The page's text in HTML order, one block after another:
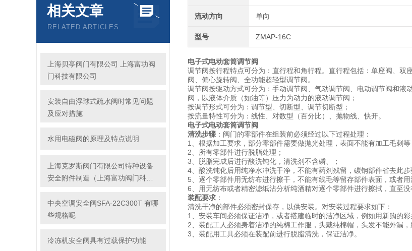
相关文章
RELATED ARTICLES
上海贝亭阀门有限公司 上海富功阀
门科技有限公司
安装自由浮球式疏水阀时常见问题
及应对措施
水用电磁阀的原理及特点说明
上海克罗斯阀门有限公司特种设备
安全附件制造（上海富功阀门科技
中央空调安全阀SFA-22C300T 有哪
些规格呢
冷冻机安全阀具有过载保护功能
流动方向 单向
型号 ZMAP-16C
电子式电动套筒调节阀
调节阀按行程特点可分为：直行程和角行程。直行程包括：单座阀、
阀、偏心旋转阀、全功能超轻型调节阀。
调节阀按驱动方式可分为：手动调节阀、气动调节阀、电动调节阀和
阀，以液体介质（如油等）压力为动力的液动调节阀；
按调节形式可分为：调节型、切断型、调节切断型；
按流量特性可分为：线性、对数型（百分比）、抛物线、快开。
电子式电动套筒调节阀
清洗步骤 ：阀门的零部件在组装前必须经过以下过程处理：
1、根据加工要求，部分零部件需要做抛光处理，表面不能有加工毛刺等
2、所有零部件进行脱脂处理；
3、脱脂完成后进行酸洗钝化，清洗剂不含磷、；
4、酸洗钝化后用纯净水冲洗干净，不能有药剂残留，碳钢部件省去此步
5、逐个零部件用无纺布进行擦干，不能有线毛等留存部件表面，或者用
6、用无纺布或者精密滤纸沾分析纯酒精对逐个零部件进行擦拭，直至没
装配要求 ：
清洗干净的部件必须密封保存，以供安装。对安装过程要求如下：
1、安装车间必须保证洁净，或者搭建临时的洁净区域，例如用新购的
2、装配工人必须身着洁净的纯棉工作服，头戴纯棉帽，头发不能外漏
3、装配用工具必须在装配前进行脱脂清洗，保证洁净。